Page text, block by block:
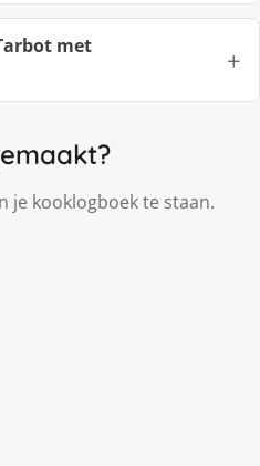
met
je kooklogboek te staan.